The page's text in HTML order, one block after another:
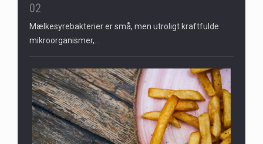
02
Mælkesyrebakterier er små, men utroligt kraftfulde
mikroorganismer,…